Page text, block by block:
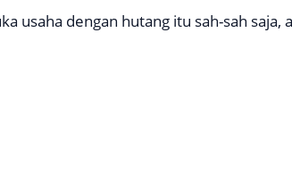
usaha dengan hutang itu sah-sah saja,